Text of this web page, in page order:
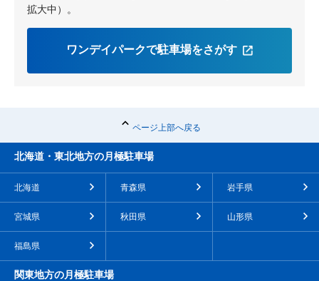
拡大中）。
ワンデイパークで駐車場をさがす
ページ上部へ戻る
北海道・東北地方の月極駐車場
北海道 青森県 岩手県
宮城県 秋田県 山形県
福島県
関東地方の月極駐車場